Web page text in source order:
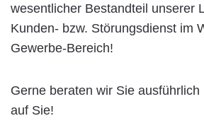
wesentlicher Bestandteil unserer
Kunden- bzw. Störungsdienst im
Gewerbe-Bereich!
Gerne beraten wir Sie
auf Sie!